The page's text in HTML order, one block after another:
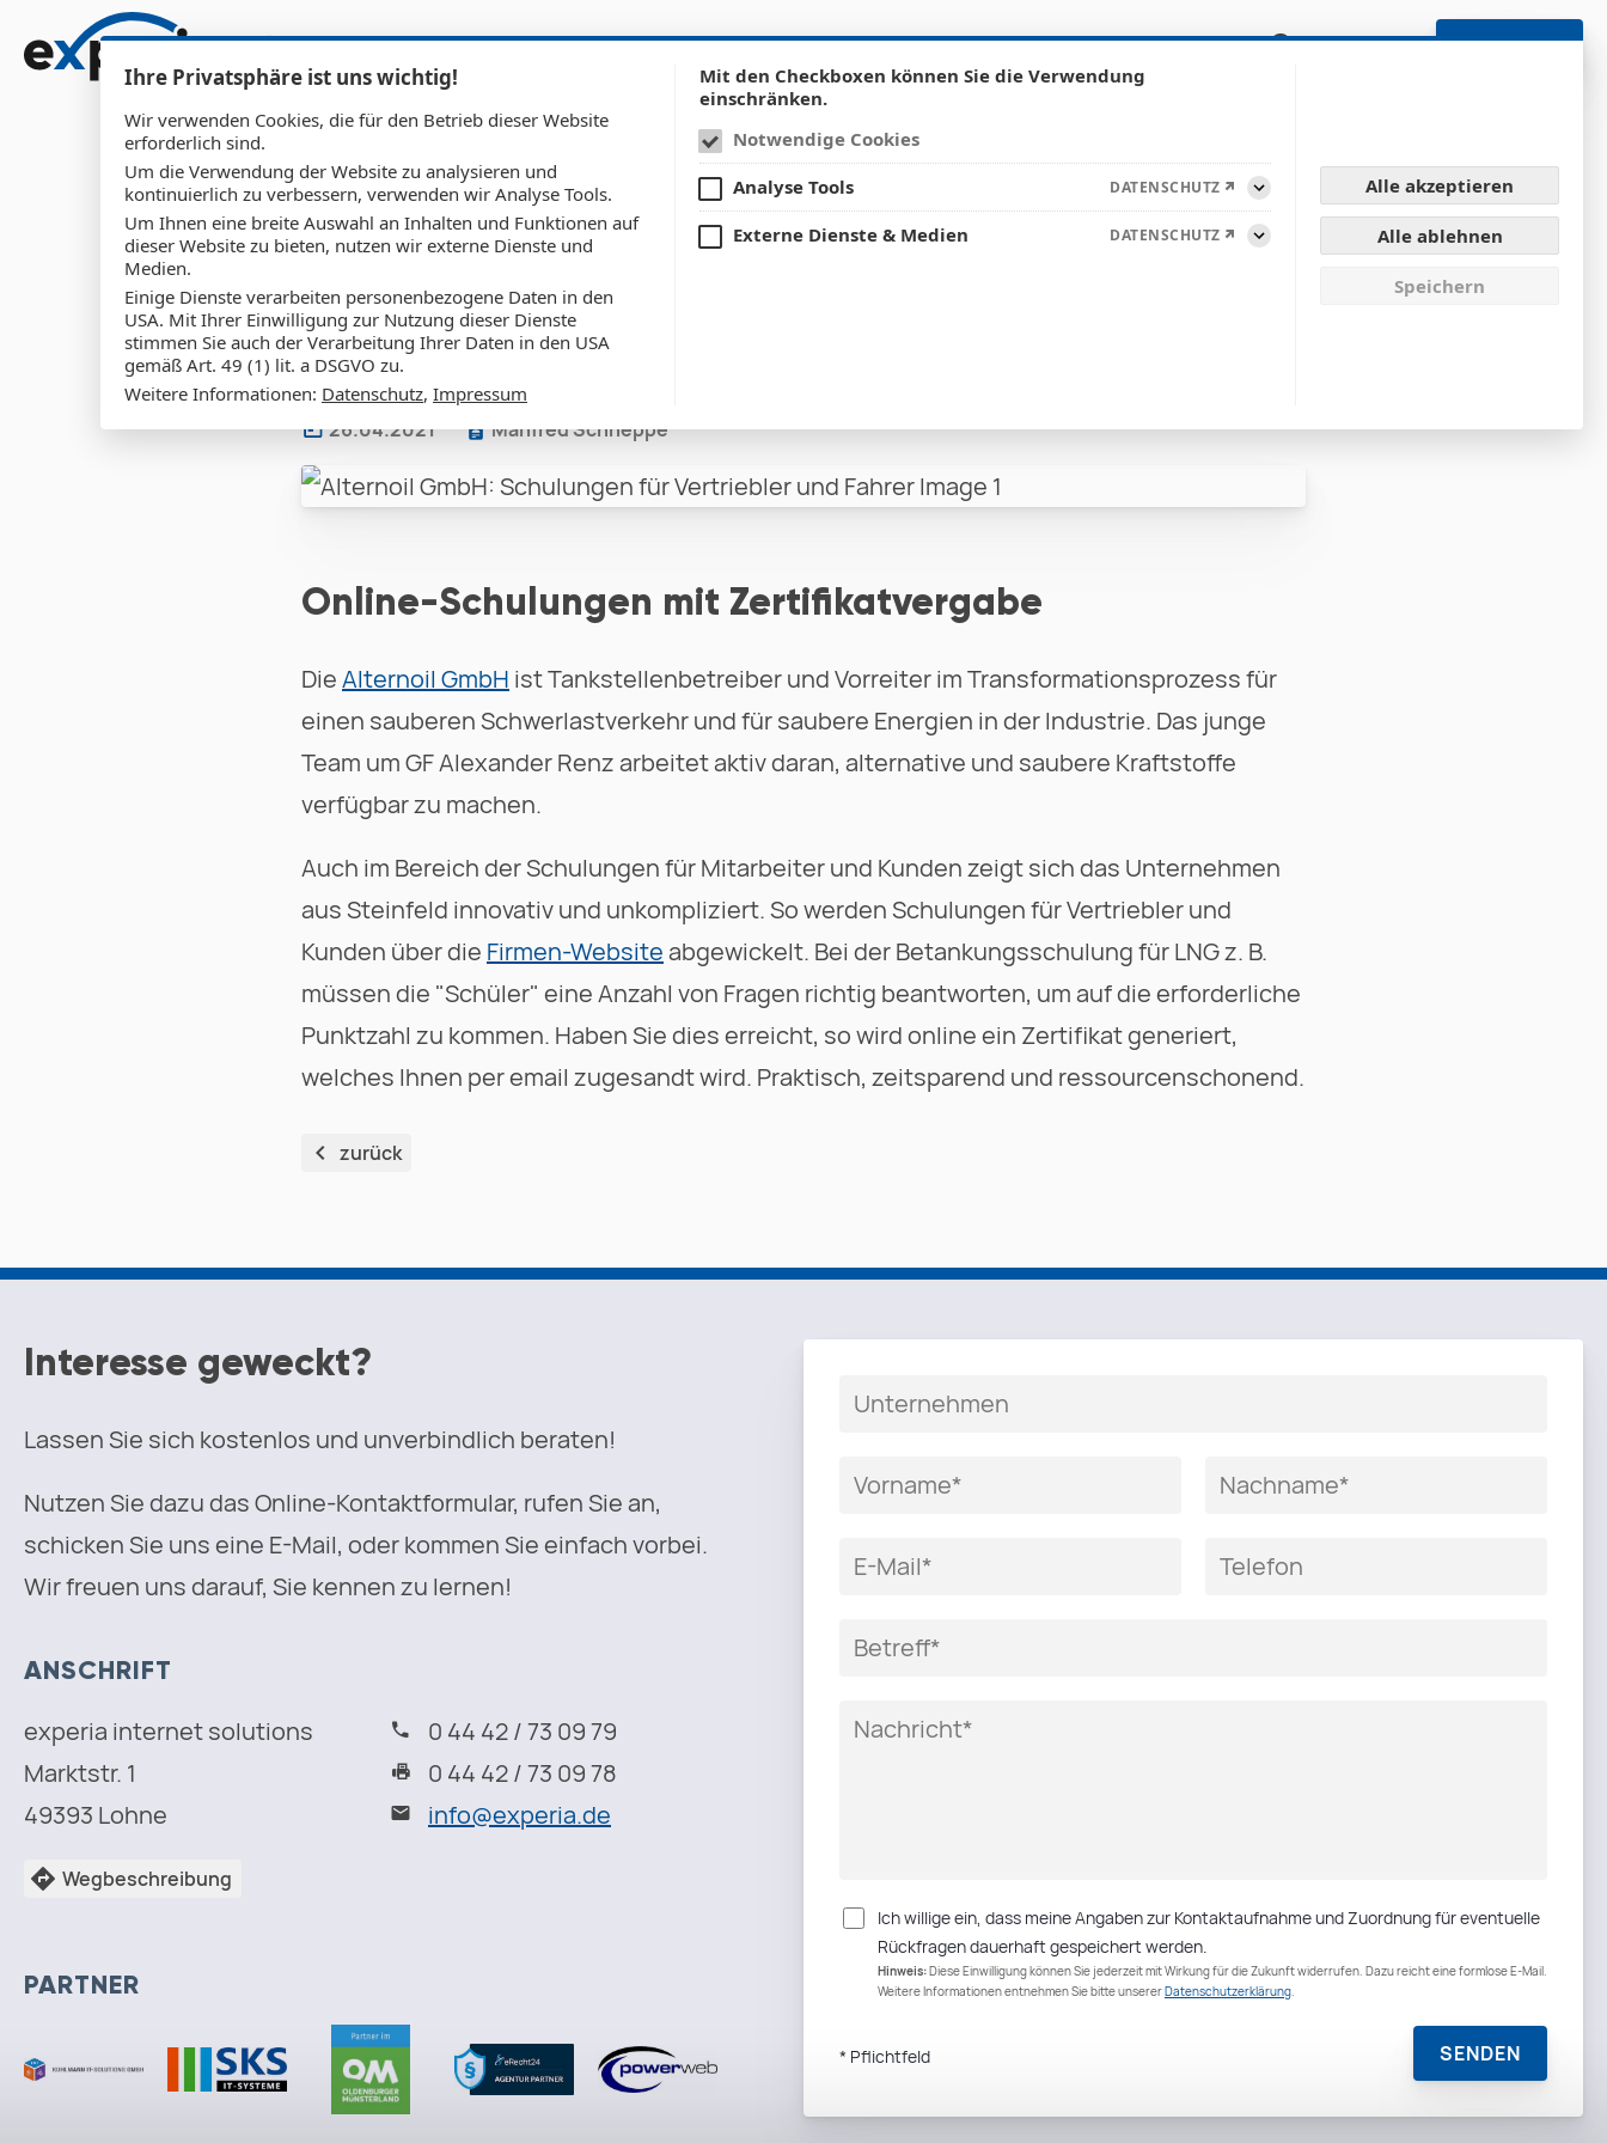
Zum Inhalt springen
Über uns Leistungen Show submenu for: Leistungen
Outsourcing Referenzen Show submenu for: Referenzen
News & Updates Karriere SUCHE SUPPORT KONTAKT
Alternoil GmbH: Schulungen für
Vertriebler und Fahrer
26.04.2021 Manfred Schneppe
Online-Schulungen mit Zertifikatvergabe
DieAlternoil GmbH ist Tankstellenbetreiber und Vorreiter im Transformationsprozess für
einen sauberen Schwerlastverkehr und für saubere Energien in der Industrie. Das junge
Team um GF Alexander Renz arbeitet aktiv daran, alternative und saubere Kraftstoffe
verfügbar zu machen.
Auch im Bereich der Schulungen für Mitarbeiter und Kunden zeigt sich das Unternehmen
aus Steinfeld innovativ und unkompliziert. So werden Schulungen für Vertriebler und
Kunden über die Firmen-Websiteabgewickelt. Bei der Betankungsschulung für LNG z. B.
müssen die "Schüler" eine Anzahl von Fragen richtig beantworten, um auf die erforderliche
Punktzahl zu kommen. Haben Sie dies erreicht, so wird online ein Zertifikat generiert,
welches Ihnen per email zugesandt wird. Praktisch, zeitsparend und ressourcenschonend.
zurück
Interesse geweckt?
Lassen Sie sich kostenlos und unverbindlich beraten!
Nutzen Sie dazu das Online-Kontaktformular, rufen Sie an,
schicken Sie uns eine E-Mail, oder kommen Sie einfach vorbei.
Wir freuen uns darauf, Sie kennen zu lernen!
ANSCHRIFT
experia internet solutions
Marktstr. 1
49393 Lohne
0 44 42 / 73 09 79
0 44 42 / 73 09 78
info@experia.de
Wegbeschreibung
PARTNER
Ihre Privatsphäre ist uns wichtig!
Wir verwenden Cookies, die für den Betrieb dieser Website
erforderlich sind.
Um die Verwendung der Website zu analysieren und
kontinuierlich zu verbessern, verwenden wir Analyse Tools.
Um Ihnen eine breite Auswahl an Inhalten und Funktionen auf
dieser Website zu bieten, nutzen wir externe Dienste und
Medien.
Einige Dienste verarbeiten personenbezogene Daten in den
USA. Mit Ihrer Einwilligung zur Nutzung dieser Dienste
stimmen Sie auch der Verarbeitung Ihrer Daten in den USA
gemäß Art. 49 (1) lit. a DSGVO zu.
Weitere Informationen: Datenschutz, Impressum
Mit den Checkboxen können Sie die Verwendung
einschränken.
Notwendige Cookies
Analyse Tools
DATENSCHUTZ
Aufklappen
Externe Dienste & Medien
DATENSCHUTZ
Aufklappen
Alle akzeptieren
Alle ablehnen
Speichern